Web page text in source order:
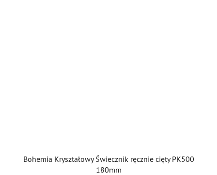
Bohemia Kryształowy Świecznik ręcznie cięty PK500
180mm